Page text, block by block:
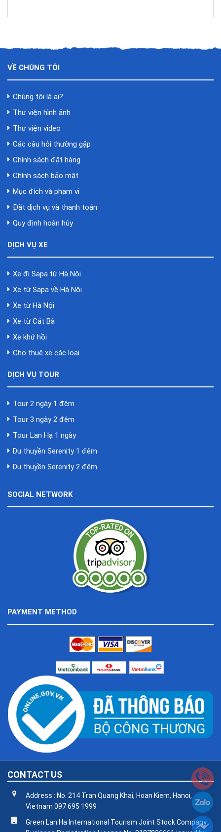
VỀ CHÚNG TÔI
Chúng tôi là ai?
Thư viện hình ảnh
Thư viện video
Các câu hỏi thường gặp
Chính sách đặt hàng
Chính sách bảo mật
Mục đích và phạm vi
Đặt dịch vụ và thanh toán
Quy định hoàn hủy
DỊCH VỤ XE
Xe đi Sapa từ Hà Nội
Xe từ Sapa về Hà Nội
Xe từ Hà Nội
Xe từ Cát Bà
Xe khứ hồi
Cho thuê xe các loại
DỊCH VỤ TOUR
Tour 2 ngày 1 đêm
Tour 3 ngày 2 đêm
Tour Lan Hạ 1 ngày
Du thuyền Serenity 1 đêm
Du thuyền Serenity 2 đêm
SOCIAL NETWORK
PAYMENT METHOD
CONTACT US
Address : No. 214 Tran Quang Khai, Hoan Kiem, Hanoi,
Vietnam 097 695 1999
Green Lan Ha International Tourism Joint Stock Company